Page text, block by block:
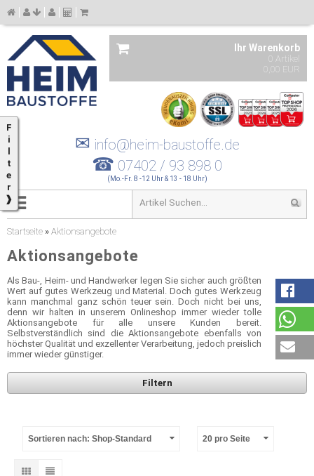
Ihr Warenkorb
0 Artikel
0,00 EUR
✉ info@heim-baustoffe.de
☎ 07402 / 93 898 0
(Mo.-Fr. 8 -12 Uhr & 13 - 18 Uhr)
Startseite » Aktionsangebote
Aktionsangebote
Als Bau-, Heim- und Handwerker legen Sie sicher auch größten
Wert auf gutes Werkzeug und Material. Doch gutes Werkzeug
kann manchmal ganz schön teuer sein. Doch nicht bei uns,
denn wir halten in unserem Onlineshop immer wieder tolle
Aktionsangebote für alle unsere Kunden bereit.
Selbstverständlich sind die Aktionsangebote ebenfalls von
höchster Qualität und exzellenter Verarbeitung, jedoch preislich
immer wieder günstiger.
Filtern
Sortieren nach: Shop-Standard 20 pro Seite
F
i
t
e
r
❱